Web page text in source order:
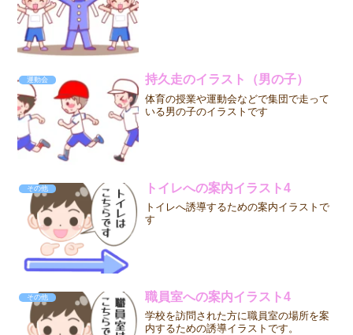
運動会 持久走のイラスト（男の子）
体育の授業や運動会などで集団で走って
いる男の子のイラストです
その他 トイレへの案内イラスト4
トイレへ誘導するための案内イラストで
す
その他 職員室への案内イラスト4
学校を訪問された方に職員室の場所を案
内するための誘導イラストです。